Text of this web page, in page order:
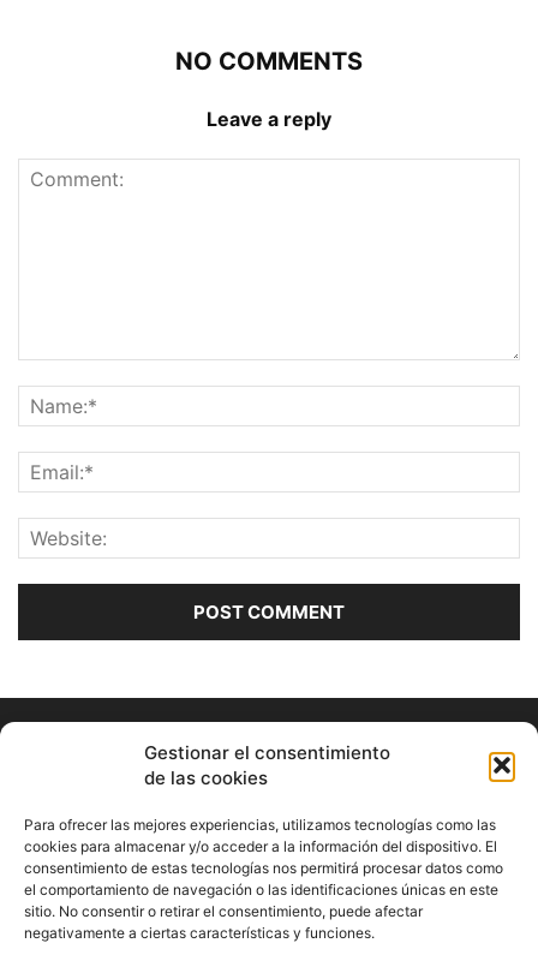
Gestionar el consentimiento
de las cookies
Para ofrecer las mejores experiencias, utilizamos tecnologías como las
cookies para almacenar y/o acceder a la información del dispositivo. El
consentimiento de estas tecnologías nos permitirá procesar datos como
el comportamiento de navegación o las identificaciones únicas en este
sitio. No consentir o retirar el consentimiento, puede afectar
negativamente a ciertas características y funciones.
NO COMMENTS
Leave a reply
ABOUT US
Información Cultural de Málaga y otros de interés general